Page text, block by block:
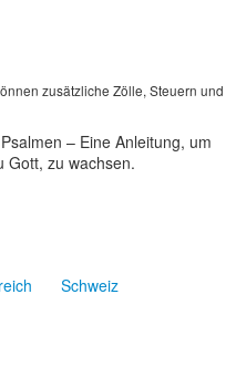
zusätzliche Zölle, Steuern und
– Eine Anleitung, um
Gott, zu wachsen.
Schweiz